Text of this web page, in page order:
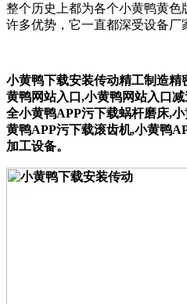
整个历史上都为各个小黄鸭黄
许多优势，它一直都深受设备厂
小黄鸭下载安装传动精工制造精
黄鸭网站入口 ,小黄鸭网站入口 减
全小黄鸭APP污下载蜗杆磨床,
黄鸭APP污下载滚齿机,小黄鸭
加工设备。